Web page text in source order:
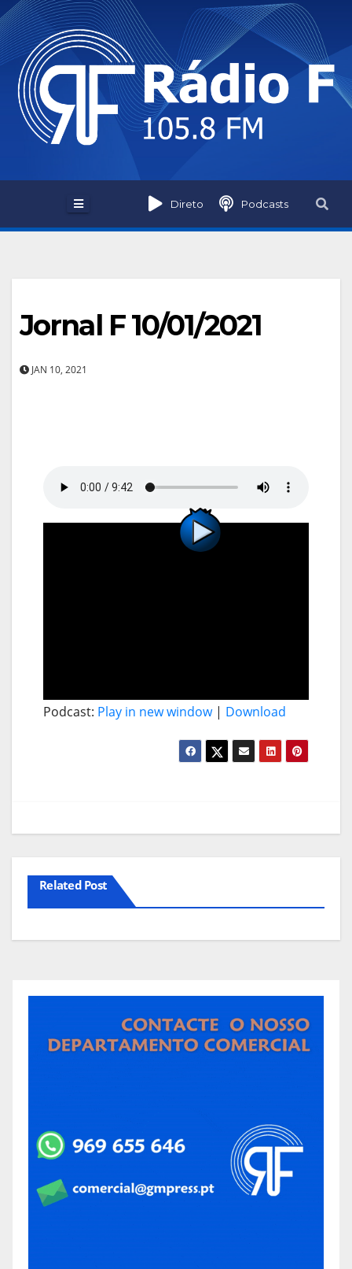
Skip
to
content
Direto Podcasts
Jornal F 10/01/2021
JAN 10, 2021
Podcast: Play in new window| Download
Related Post